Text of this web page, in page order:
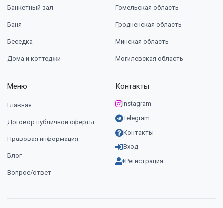
Банкетный зал
Баня
Беседка
Дома и коттеджи
Гомельская область
Гродненская область
Минская область
Могилевская область
Меню
Главная
Договор публичной оферты
Правовая информация
Блог
Вопрос/ответ
Контакты
Instagram
Telegram
Контакты
Вход
Регистрация